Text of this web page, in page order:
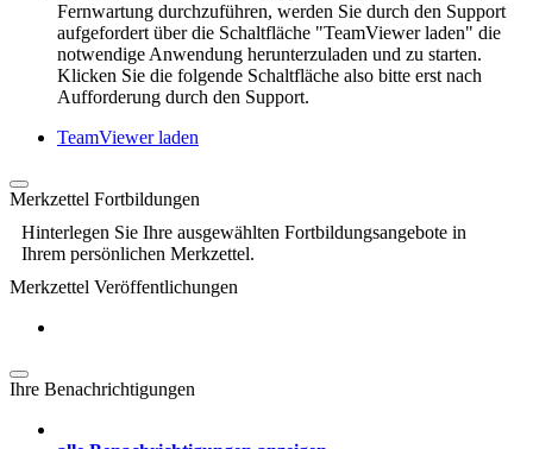
Fernwartung durchzuführen, werden Sie durch den Support
aufgefordert über die Schaltfläche "TeamViewer laden" die
notwendige Anwendung herunterzuladen und zu starten.
Klicken Sie die folgende Schaltfläche also bitte erst nach
Aufforderung durch den Support.
TeamViewer laden
Merkzettel Fortbildungen
Hinterlegen Sie Ihre ausgewählten Fortbildungsangebote in
Ihrem persönlichen Merkzettel.
Merkzettel Veröffentlichungen
Ihre Benachrichtigungen